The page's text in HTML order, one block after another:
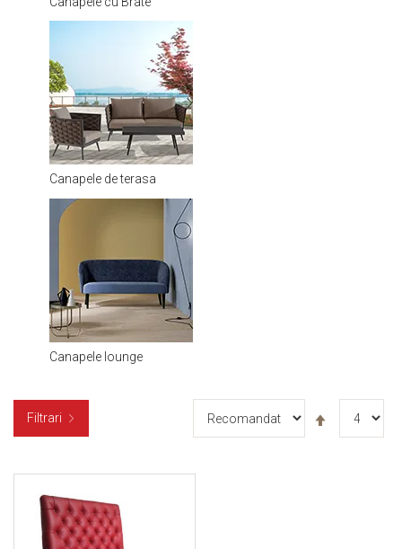
Canapele de terasa
Canapele lounge
Filtrari
Setați